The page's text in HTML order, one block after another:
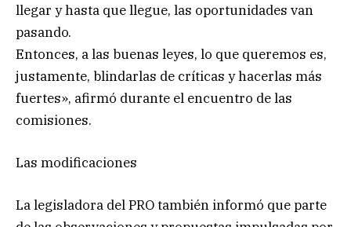
llegar y hasta que llegue, las oportunidades van
pasando.
Entonces, a las buenas leyes, lo que queremos es,
justamente, blindarlas de críticas y hacerlas más
fuertes», afirmó durante el encuentro de las
comisiones.
Las modificaciones
La legisladora del PRO también informó que parte